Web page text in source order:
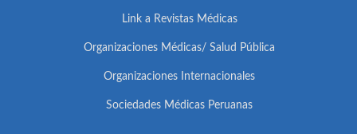
Link a Revistas Médicas
Organizaciones Médicas/ Salud Pública
Organizaciones Internacionales
Sociedades Médicas Peruanas